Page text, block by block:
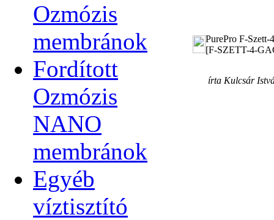
Ozmózis
membránok
Fordított
Ozmózis
NANO
membránok
Egyéb
víztisztító
PurePro F-Szett-
[F-SZETT-4-
írta Kulcsár